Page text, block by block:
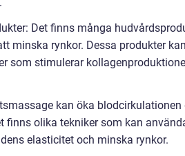
Det finns många
minska rynkor. Dessa produkter
som stimulerar
kan öka
finns olika tekniker som kan
elasticitet och minska rynkor.